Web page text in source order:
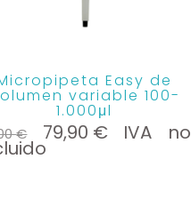
Easy de
variable 100-
1.000μl
€ Le
prix
initial
79,90 €Le
prix
IVA no